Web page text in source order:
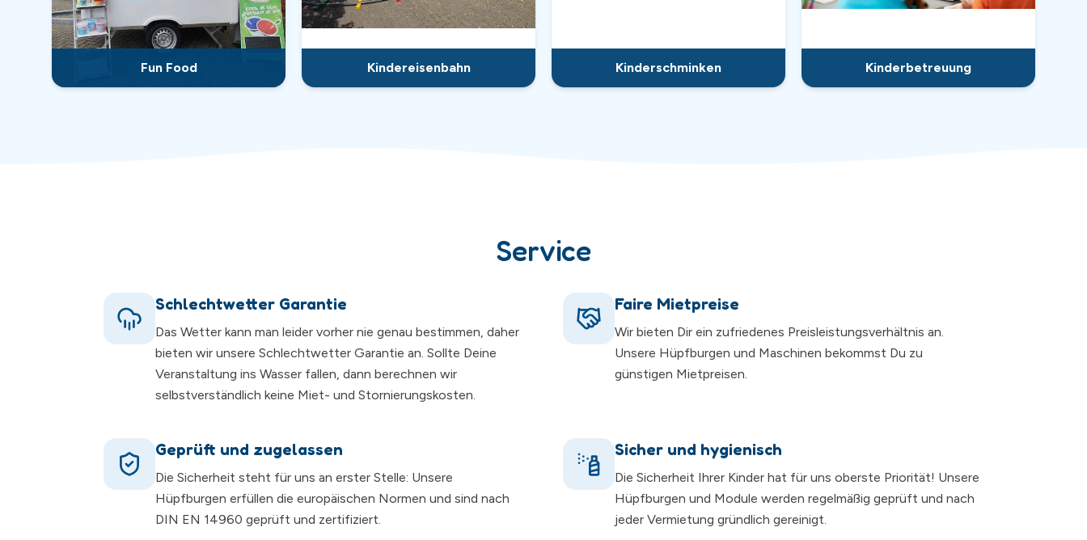
Fun Food Kindereisenbahn Kinderschminken Kinderbetreuung
Service
Schlechtwetter Garantie
Das Wetter kann man leider vorher nie genau bestimmen, daher
bieten wir unsere Schlechtwetter Garantie an. Sollte Deine
Veranstaltung ins Wasser fallen, dann berechnen wir
selbstverständlich keine Miet- und Stornierungskosten.
Faire Mietpreise
Wir bieten Dir ein zufriedenes Preisleistungsverhältnis an.
Unsere Hüpfburgen und Maschinen bekommst Du zu
günstigen Mietpreisen.
Geprüft und zugelassen
Die Sicherheit steht für uns an erster Stelle: Unsere
Hüpfburgen erfüllen die europäischen Normen und sind nach
DIN EN 14960 geprüft und zertifiziert.
Sicher und hygienisch
Die Sicherheit Ihrer Kinder hat für uns oberste Priorität! Unsere
Hüpfburgen und Module werden regelmäßig geprüft und nach
jeder Vermietung gründlich gereinigt.